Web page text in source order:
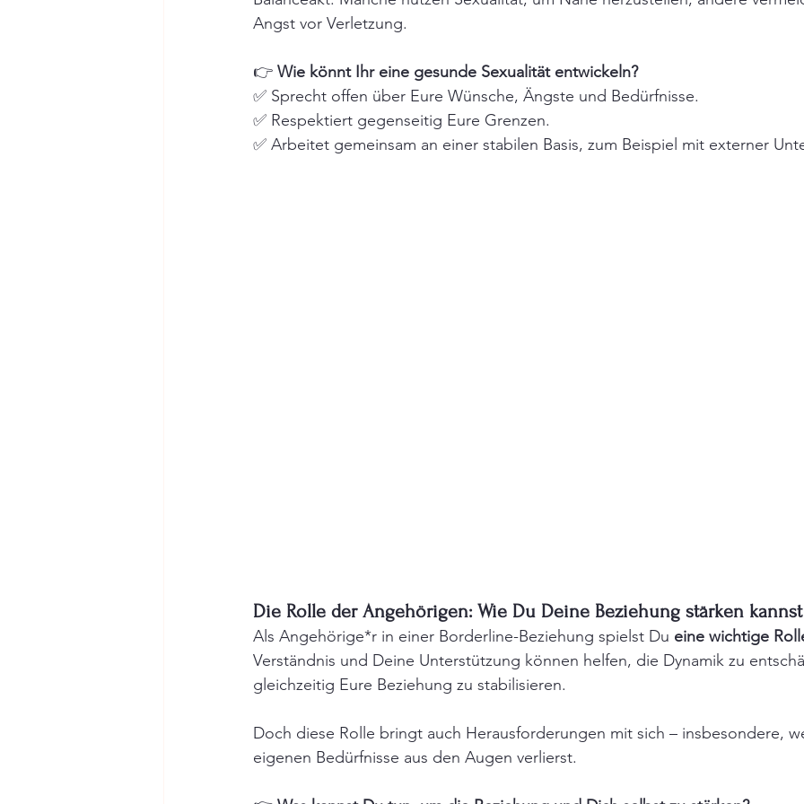
Angst vor Verletzung.
👉 Wie könnt Ihr eine gesunde Sexualität entwickeln?
✅ Sprecht offen über Eure Wünsche, Ängste und Bedürfnisse.
✅ Respektiert gegenseitig Eure Grenzen.
✅ Arbeitet gemeinsam an einer stabilen Basis, zum Beispiel mit externer
Die Rolle der Angehörigen: Wie Du Deine Beziehung stärken kannst
Als Angehörige*r in einer Borderline-Beziehung spielst Du eine wichtige
Verständnis und Deine Unterstützung können helfen, die Dynamik zu
gleichzeitig Eure Beziehung zu stabilisieren.
Doch diese Rolle bringt auch Herausforderungen mit sich – insbesondere,
eigenen Bedürfnisse aus den Augen verlierst.